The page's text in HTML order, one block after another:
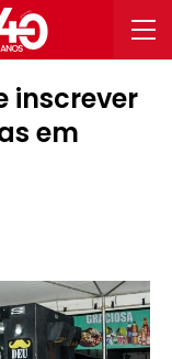
inscrever
em